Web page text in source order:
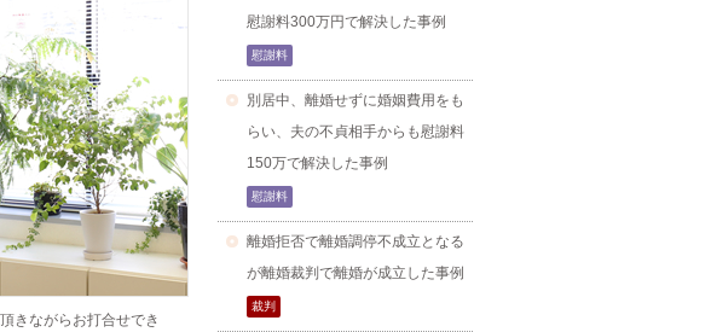
きながらお打合せでき
慰謝料300万円で解決した事例
慰謝料
別居中、離婚せずに婚姻費用をも
らい、夫の不貞相手からも慰謝料
150万で解決した事例
慰謝料
離婚拒否で離婚調停不成立となる
が離婚裁判で離婚が成立した事例
裁判